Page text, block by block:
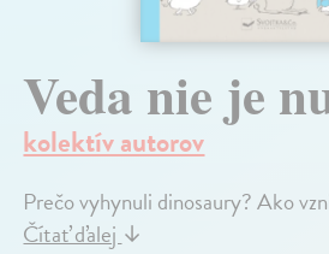
Veda nie je
kolektív autorov
Prečo vyhynuli dinosaury? Ako
Čítať ďalej↓